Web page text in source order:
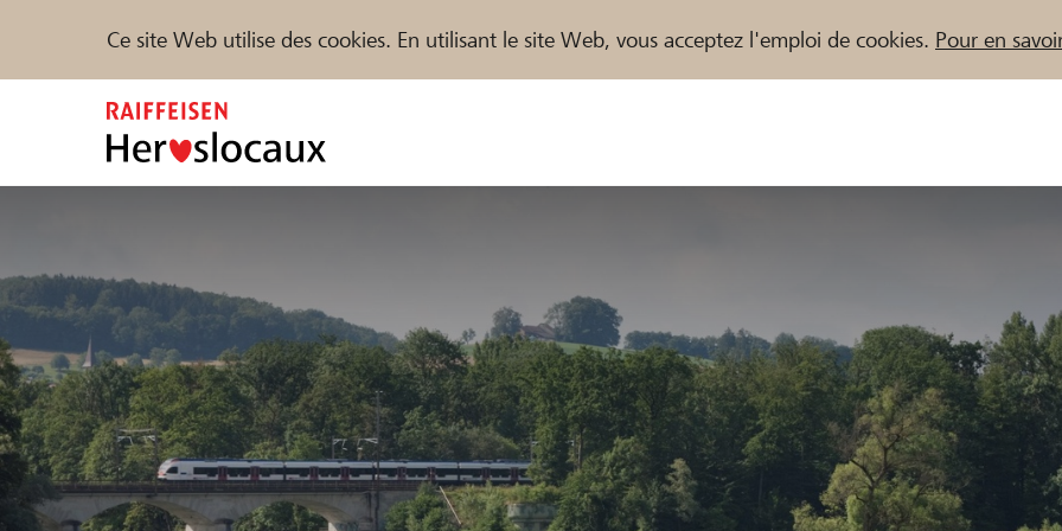
Ce site Web utilise des cookies. En utilisant le site Web, vous acceptez l'emploi de cookies. Pour en
Trouvez des projets et des organisations
DE FR IT